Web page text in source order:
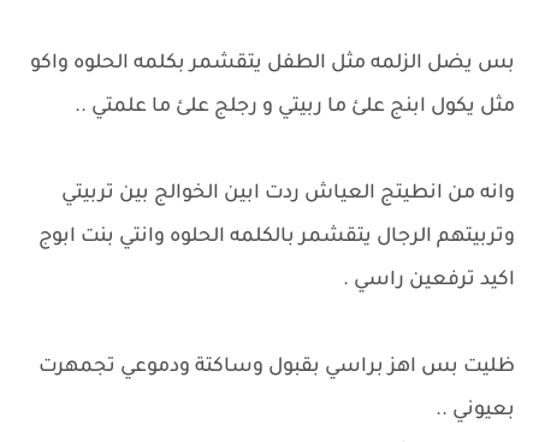
بس يضل الزلمه مثل الطفل يتقشمر بكلمه الحلوه واكو
مثل يكول ابنج علئ ما ربيتي و رجلج علئ ما علمتي ..
وانه من انطيتج العياش ردت ابين الخوالج بين تربيتي
وتربيتهم الرجال يتقشمر بالكلمه الحلوه وانتي بنت ابوج
اكيد ترفعين راسي .
ظليت بس اهز براسي بقبول وساكتة ودموعي تجمهرت
بعيوني ..